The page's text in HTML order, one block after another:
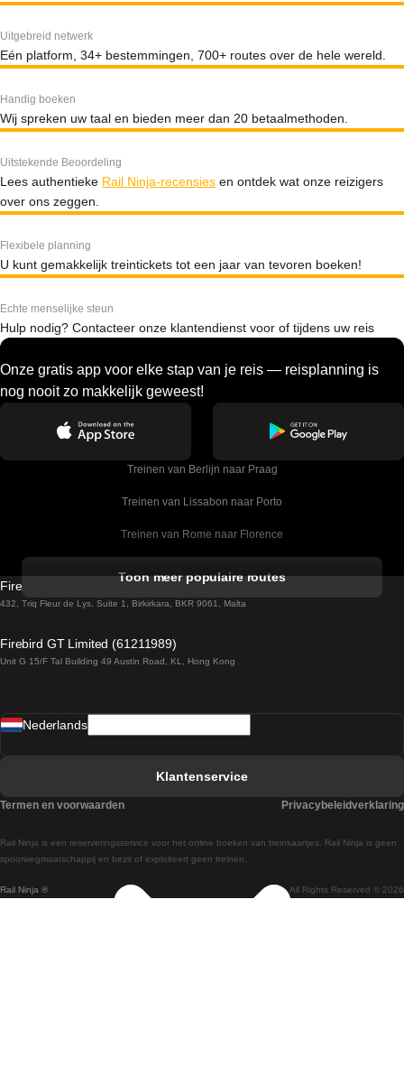
Uitgebreid netwerk
Eén platform, 34+ bestemmingen, 700+ routes over de hele wereld.
Handig boeken
Wij spreken uw taal en bieden meer dan 20 betaalmethoden.
Uitstekende Beoordeling
Lees authentieke Rail Ninja-recensies en ontdek wat onze reizigers
over ons zeggen.
Flexibele planning
U kunt gemakkelijk treintickets tot een jaar van tevoren boeken!
Echte menselijke steun
Hulp nodig? Contacteer onze klantendienst voor of tijdens uw reis
Onze gratis app voor elke stap van je reis — reisplanning is
nog nooit zo makkelijk geweest!
Treinen van Berlijn naar Praag
Treinen van Lissabon naar Porto
Treinen van Rome naar Florence
Treinen van Sevilla naar Barcelona
Treinen van Praag naar Wenen
Treinen van Wenen naar Salzburg
Treinen van Wenen naar Praag
Toon meer populaire routes
Firebird GT Limited (OC 1451)
432, Triq Fleur de Lys, Suite 1, Birkirkara, BKR 9061, Malta
Firebird GT Limited (61211989)
Unit G 15/F Tal Building 49 Austin Road, KL, Hong Kong
Rail Ninja ® All Rights Reserved © 2026
Rail Ninja is een reserveringsservice voor het online boeken van treinkaartjes. Rail Ninja is geen
spoorwegmaatschappij en bezit of exploiteert geen treinen.
Nederlands
Klantenservice
Termen en voorwaarden Privacybeleidverklaring